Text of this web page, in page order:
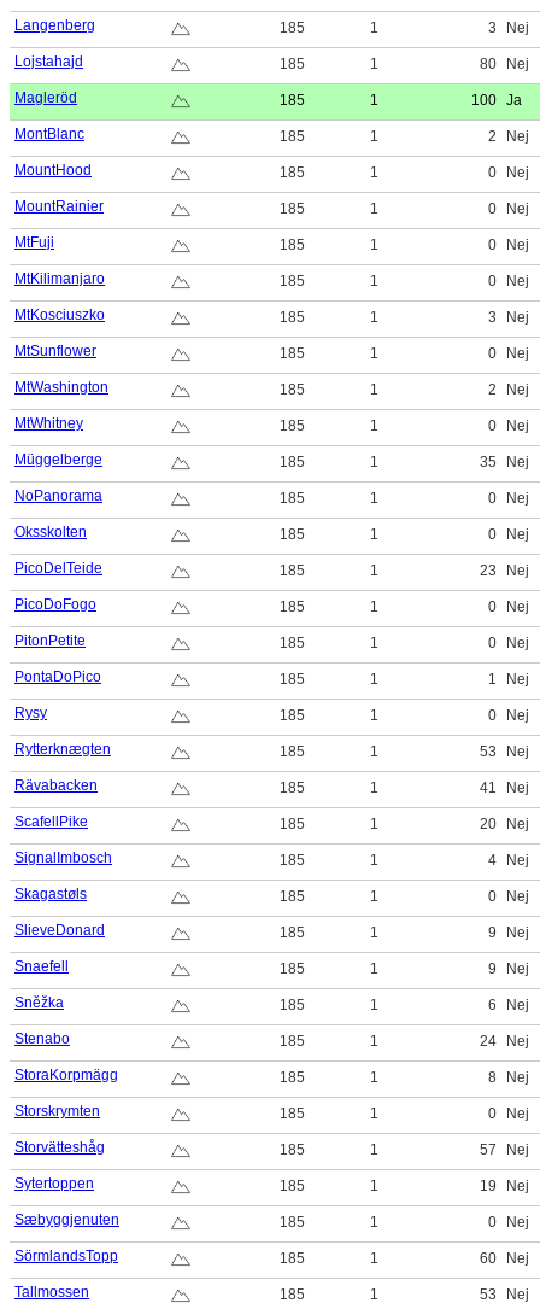
Langenberg 185 1 3
Nej
Lojstahajd
185 1 80
Nej
Magleröd
185 1 100 Ja
MontBlanc
185 1 2
Nej
MountHood
185 1 0
Nej
MountRainier
185 1 0
Nej
MtFuji
185 1 0
Nej
MtKilimanjaro
185 1 0
Nej
MtKosciuszko
185 1 3
Nej
MtSunflower
185 1 0
Nej
MtWashington
185 1 2
Nej
MtWhitney
185 1 0
Nej
Müggelberge
185 1 35
Nej
NoPanorama
185 1 0
Nej
Oksskolten
185 1 0
Nej
PicoDelTeide
185 1 23
Nej
PicoDoFogo
185 1 0
Nej
PitonPetite
185 1 0
Nej
PontaDoPico
185 1 1
Nej
Rysy
185 1 0
Nej
Rytterknægten
185 1 53
Nej
Rävabacken
185 1 41
Nej
ScafellPike
185 1 20
Nej
SignalImbosch
185 1 4
Nej
Skagastøls
185 1 0
Nej
SlieveDonard
185 1 9
Nej
Snaefell
185 1 9
Nej
Sněžka
185 1 6
Nej
Stenabo
185 1 24
Nej
StoraKorpmägg
185 1 8
Nej
Storskrymten
185 1 0
Nej
Storvätteshåg
185 1 57
Nej
Sytertoppen
185 1 19
Nej
Sæbyggjenuten
185 1 0
Nej
SörmlandsTopp
185 1 60
Nej
Tallmossen
185 1 53
Nej